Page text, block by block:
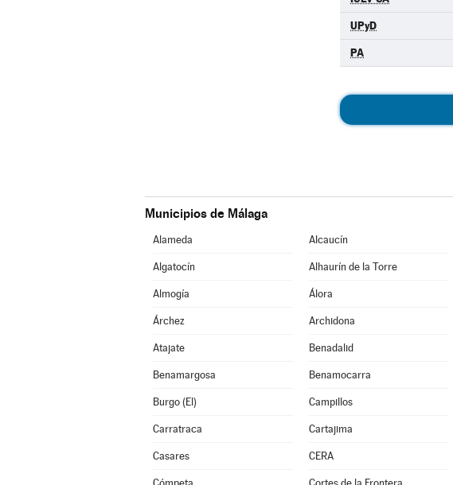
UPyD
PA
Municipios de Málaga
Alameda Alcaucín
Algatocín Alhaurín de la Torre
Almogía Álora
Árchez Archidona
Atajate Benadalid
Benamargosa Benamocarra
Burgo (El) Campillos
Carratraca Cartajima
Casares CERA